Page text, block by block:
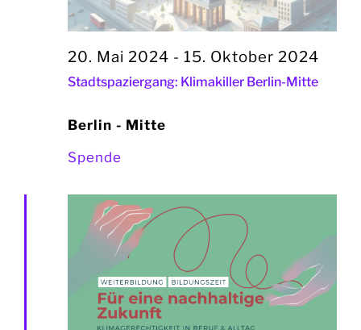
Stadtspaziergang: Klimakiller Berlin-Mitte
20. Mai 2024 - 15. Oktober 2024
Berlin - Mitte
Spende